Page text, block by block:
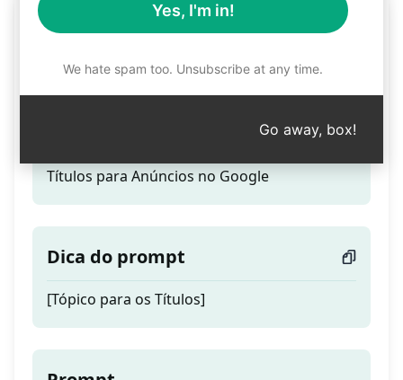
25 Títulos Únicos para
Anúncios no Google
Títulos para Anúncios no Google
Dica do prompt
[Tópico para os Títulos]
Yes, I'm in!
We hate spam too. Unsubscribe at any time.
Go away, box!